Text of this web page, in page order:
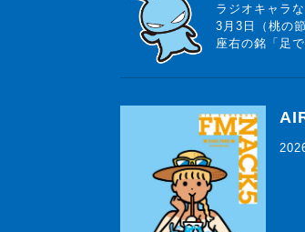
ラジオキャラ
3月3日（桃の
座右の銘「足で